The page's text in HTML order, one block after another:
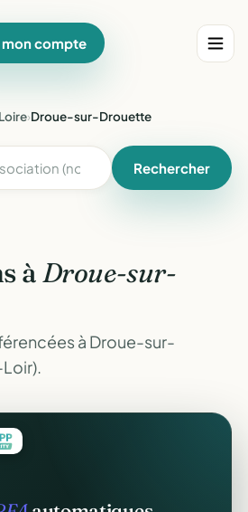
compte
›Droue-sur-Drouette
Rechercher
àDroue-sur-
à Droue-sur-